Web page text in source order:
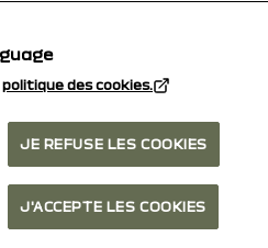
politique des cookies.
JE REFUSE LES COOKIES
J'ACCEPTE LES COOKIES